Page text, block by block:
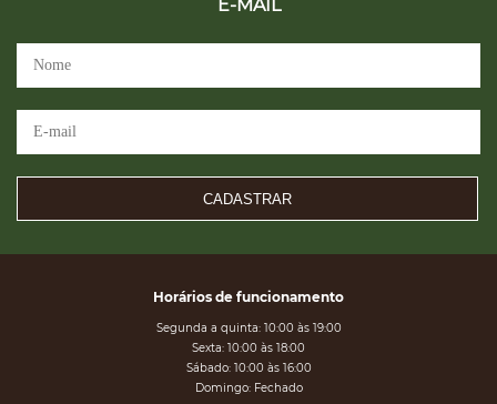
E-MAIL
CADASTRAR
Horários de funcionamento
Segunda a quinta: 10:00 às 19:00
Sexta: 10:00 às 18:00
Sábado: 10:00 às 16:00
Domingo: Fechado